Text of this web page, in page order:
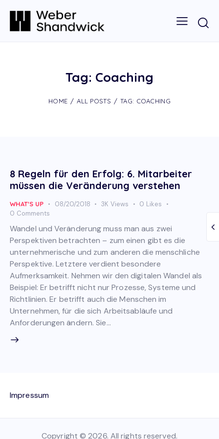
Tag: Coaching
HOME ALL POSTS TAG: COACHING
8 Regeln für den Erfolg: 6. Mitarbeiter
müssen die Veränderung verstehen
WHAT'S UP 08/20/2018 3K Views 0 Likes
0 Comments
Wandel und Veränderung muss man aus zwei
Perspektiven betrachten – zum einen gibt es die
unternehmerische und zum anderen die menschliche
Perspektive. Letztere verdient besondere
Aufmerksamkeit. Nehmen wir den digitalen Wandel als
Beispiel: Er betrifft nicht nur Prozesse, Systeme und
Richtlinien. Er betrifft auch die Menschen im
Unternehmen, für die sich Arbeitsabläufe und
Anforderungen ändern. Sie…
Impressum
Copyright © 2026. All rights reserved.